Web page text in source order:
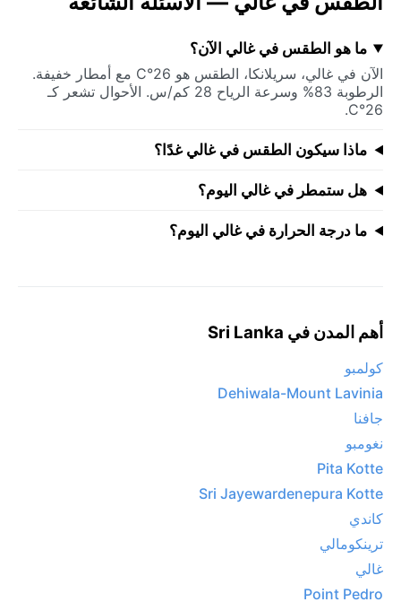
ما هو الطقس في غالي الآن؟
الآن في غالي، سريلانكا، الطقس هو 26°C مع أمطار خفيفة.
الرطوبة 83% وسرعة الرياح 28 كم/س. الأحوال تشعر كـ
26°C.
ماذا سيكون الطقس في غالي غدًا؟
هل ستمطر في غالي اليوم؟
ما درجة الحرارة في غالي اليوم؟
أهم المدن في Sri Lanka
كولمبو
Dehiwala-Mount Lavinia
جافنا
نغومبو
Pita Kotte
Sri Jayewardenepura Kotte
كاندي
ترينكومالي
غالي
Point Pedro